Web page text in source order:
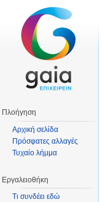
Πλοήγηση
Αρχική σελίδα
Πρόσφατες αλλαγές
Τυχαίο λήμμα
Εργαλειοθήκη
Τι συνδέει εδώ